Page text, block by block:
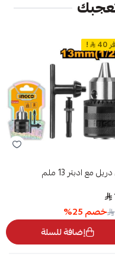
40
!
مع ادبتر 13 ملم
خصم25
%
إضافة للسلة